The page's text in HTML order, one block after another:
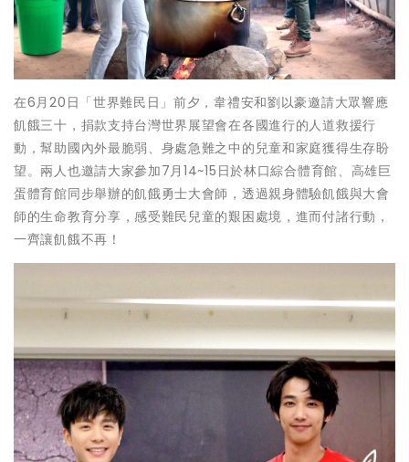
在6月20日「世界難民日」前夕，韋禮安和劉以豪邀請大眾響應
飢餓三十，捐款支持台灣世界展望會在各國進行的人道救援行
動，幫助國內外最脆弱、身處急難之中的兒童和家庭獲得生存盼
望。兩人也邀請大家參加7月14~15日於林口綜合體育館、高雄巨
蛋體育館同步舉辦的飢餓勇士大會師，透過親身體驗飢餓與大會
師的生命教育分享，感受難民兒童的艱困處境，進而付諸行動，
一齊讓飢餓不再！